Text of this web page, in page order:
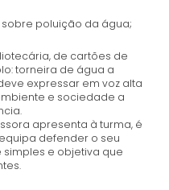
poluição da água;
de cartões de
torneira de água a
expressar em voz alta
e sociedade a
apresenta à turma, é
defender o seu
simples e objetiva que